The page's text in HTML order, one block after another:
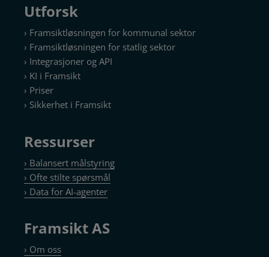
Utforsk
› Framsiktløsningen for kommunal sektor
› Framsiktløsningen for statlig sektor
› Integrasjoner og API
› KI i Framsikt
› Priser
› Sikkerhet i Framsikt
Ressurser
› Balansert målstyring
› Ofte stilte spørsmål
› Data for AI-agenter
Framsikt AS
› Om oss